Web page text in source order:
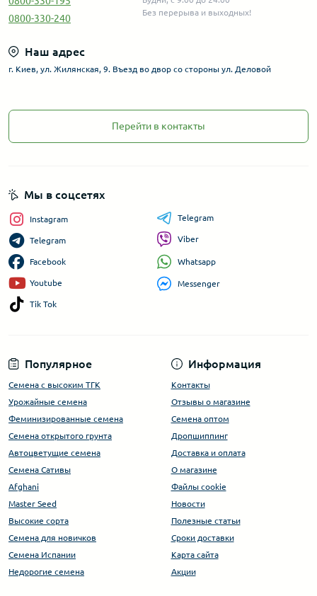
0800-330-240
Без перерыва и выходных!
Наш адрес
г. Киев, ул. Жилянская, 9. Въезд во двор со стороны ул. Деловой
Перейти в контакты
Популярное
Семена с высоким ТГК
Урожайные семена
Феминизированные семена
Семена открытого грунта
Автоцветущие семена
Семена Сативы
Afghani
Master Seed
Высокие сорта
Cемена для новичков
Семена Испании
Недорогие семена
Информация
Контакты
Отзывы о магазине
Семена оптом
Дропшиппинг
Доставка и оплата
О магазине
Файлы cookie
Новости
Полезные статьи
Сроки доставки
Карта сайта
Акции
Мы в соцсетях
Instagram
Telegram
Facebook
Youtube
Tik Tok
Telegram
Viber
Whatsapp
Messenger